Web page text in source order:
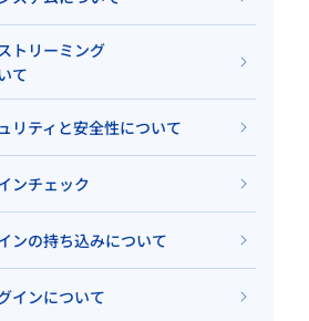
トリーミング
て
リティと安全性について
ンチェック
ンの持ち込みについて
インについて